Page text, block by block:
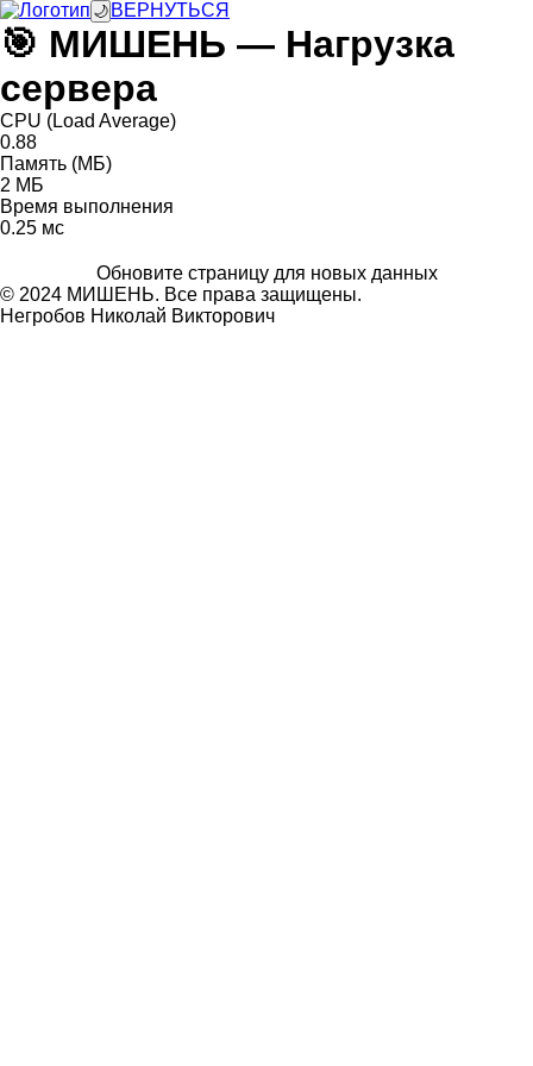
🌙 ВЕРНУТЬСЯ
🎯 МИШЕНЬ — Нагрузка
сервера
CPU (Load Average)
0.88
Память (МБ)
2 МБ
Время выполнения
0.25 мс
Обновите страницу для новых данных
© 2024 МИШЕНЬ. Все права защищены.
Негробов Николай Викторович